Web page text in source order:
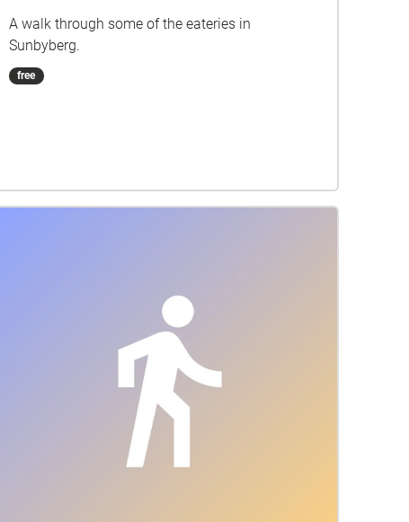
A walk through some of the eateries in
Sunbyberg.
free